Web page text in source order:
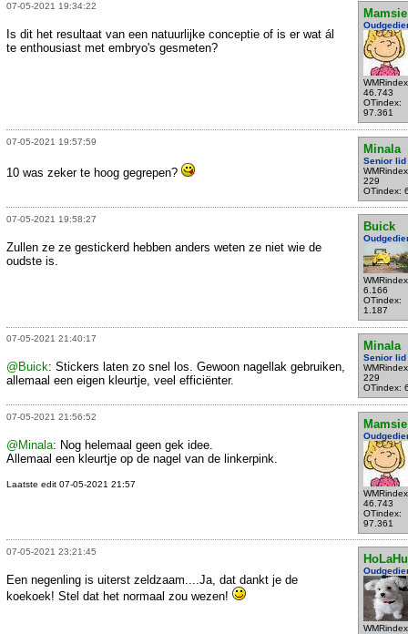
07-05-2021 19:34:22
Mamsie
46.743
OTindex:
97.361
Is dit het resultaat van een natuurlijke conceptie of is er wat ál
te enthousiast met embryo's gesmeten?
07-05-2021 19:57:59
Minala
Senior lid
229
OTindex:
10 was zeker te hoog gegrepen?
07-05-2021 19:58:27
Buick
6.166
OTindex:
1.187
Zullen ze ze gestickerd hebben anders weten ze niet wie de
oudste is.
07-05-2021 21:40:17
Minala
Senior lid
229
OTindex:
@Buick: Stickers laten zo snel los. Gewoon nagellak gebruiken,
allemaal een eigen kleurtje, veel efficiënter.
07-05-2021 21:56:52
Mamsie
46.743
OTindex:
97.361
@Minala: Nog helemaal geen gek idee.
Allemaal een kleurtje op de nagel van de linkerpink.
Laatste edit 07-05-2021 21:57
07-05-2021 23:21:45
HoLaHu
Een negenling is uiterst zeldzaam....Ja, dat dankt je de
koekoek! Stel dat het normaal zou wezen!